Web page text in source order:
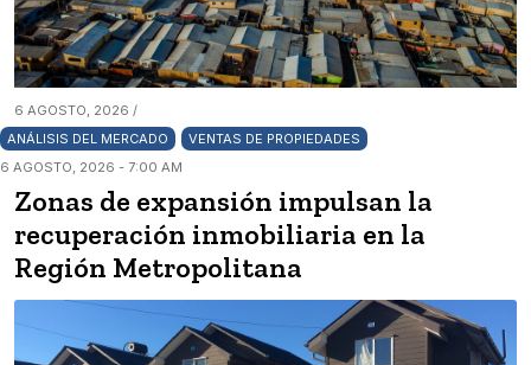
6 AGOSTO, 2026 /
ANÁLISIS DEL MERCADO
VENTAS DE PROPIEDADES
6 AGOSTO, 2026 - 7:00 AM
Zonas de expansión impulsan la
recuperación inmobiliaria en la
Región Metropolitana